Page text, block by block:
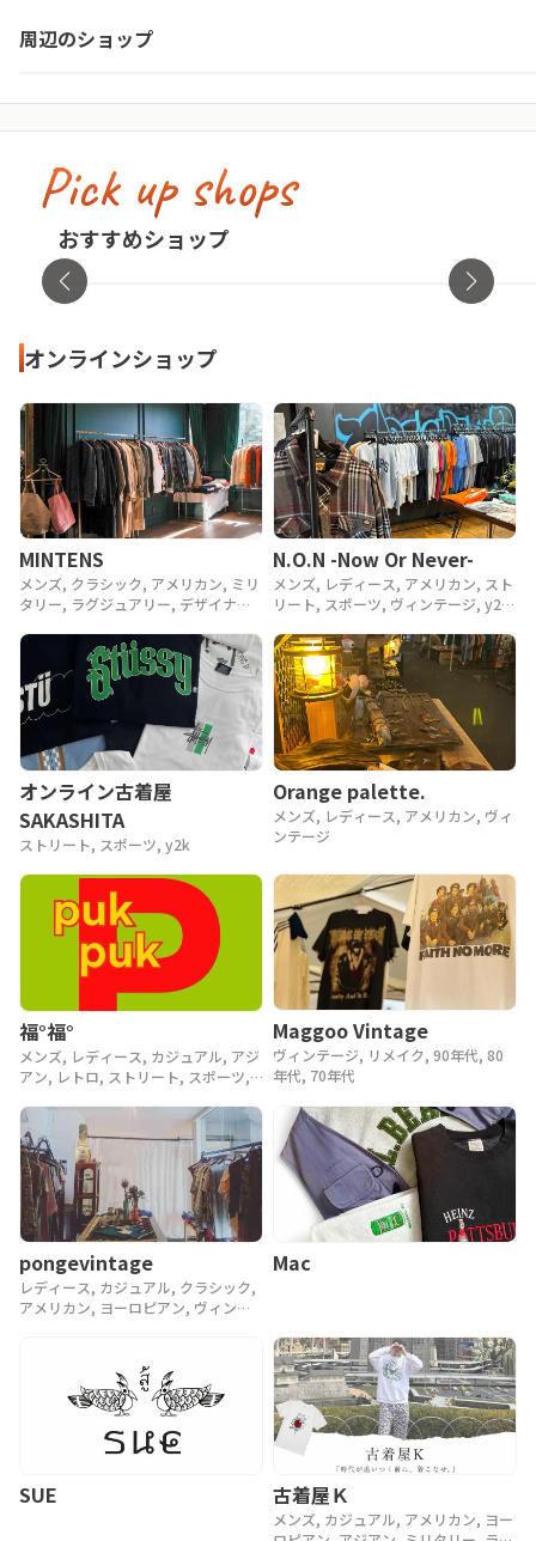
周辺のショップ
神奈川県・横浜市中区
Pick up shops
おすすめショップ
古着屋no pain no gain(ノーペインノーゲ
イン)
東京都・渋谷区
オンラインショップ
MINTENS
メンズ, クラシック, アメリカン, ミリ
タリー, ラグジュアリー, デザイナー,
80年代, 70年代, 60年代, 50年代, 40
N.O.N -Now Or Never-
メンズ, レディース, アメリカン, スト
リート, スポーツ, ヴィンテージ, y2k,
オンライン古着屋
SAKASHITA
ストリート, スポーツ, y2k
Orange palette.
メンズ, レディース, アメリカン, ヴィ
ンテージ
福°福°
メンズ, レディース, カジュアル, アジ
アン, レトロ, ストリート, スポーツ,
Maggoo Vintage
ヴィンテージ, リメイク, 90年代, 80
年代, 70年代
pongevintage
レディース, カジュアル, クラシック,
アメリカン, ヨーロピアン, ヴィンテ
Mac
SUE 古着屋Ｋ
メンズ, カジュアル, アメリカン, ヨー